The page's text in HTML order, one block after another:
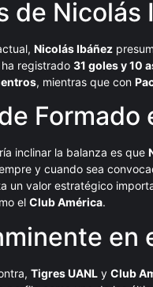
de Nicolás
Nicolás Ibáñez
ha registrado 31 goles y 10
, mientras que con
inclinar la balanza es que
y cuando sea
un valor estratégico
el Club América.
en
Tigres UANL y Club